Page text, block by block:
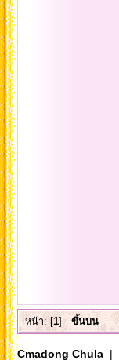
หน้า: [1] ขึ้นบน
Cmadong Chula|